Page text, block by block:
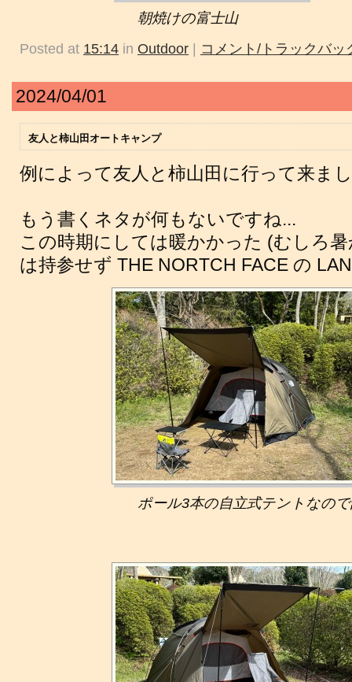
朝焼けの富士山
Posted at 15:14 in Outdoor コメント/トラックバッ
2024/04/01
友人と柿山田オートキャンプ
例によって友人と柿山田に行って来ま
もう書くネタが何もないですね...
この時期にしては暖かかった (むしろ
は持参せず THE NORTCH FACE の
ポール3本の自立式テントなの